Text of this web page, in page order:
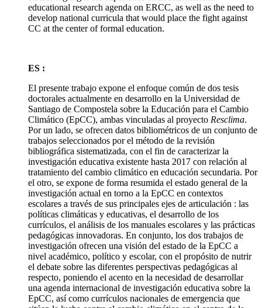
educational research agenda on ERCC, as well as the need to
develop national curricula that would place the fight against
CC at the center of formal education.
ES :
El presente trabajo expone el enfoque común de dos tesis
doctorales actualmente en desarrollo en la Universidad de
Santiago de Compostela sobre la Educación para el Cambio
Climático (EpCC), ambas vinculadas al proyecto Resclima.
Por un lado, se ofrecen datos bibliométricos de un conjunto de
trabajos seleccionados por el método de la revisión
bibliográfica sistematizada, con el fin de caracterizar la
investigación educativa existente hasta 2017 con relación al
tratamiento del cambio climático en educación secundaria. Por
el otro, se expone de forma resumida el estado general de la
investigación actual en torno a la EpCC en contextos
escolares a través de sus principales ejes de articulación : las
políticas climáticas y educativas, el desarrollo de los
currículos, el análisis de los manuales escolares y las prácticas
pedagógicas innovadoras. En conjunto, los dos trabajos de
investigación ofrecen una visión del estado de la EpCC a
nivel académico, político y escolar, con el propósito de nutrir
el debate sobre las diferentes perspectivas pedagógicas al
respecto, poniendo el acento en la necesidad de desarrollar
una agenda internacional de investigación educativa sobre la
EpCC, así como currículos nacionales de emergencia que